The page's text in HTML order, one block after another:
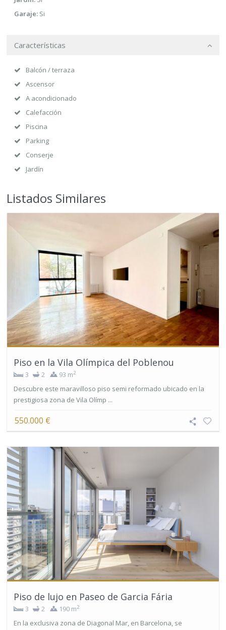
Garaje: Si
Características
Balcón / terraza
Ascensor
A acondicionado
Calefacción
Piscina
Parking
Conserje
Jardín
Listados Similares
Piso en la Vila Olímpica del Poblenou
3 2 93 m2
Descubre este maravilloso piso semi reformado ubicado en la
prestigiosa zona de Vila Olímp ...
550.000 €
Piso de lujo en Paseo de Garcia Fária
3 2 190 m2
En la exclusiva zona de Diagonal Mar, en Barcelona, se